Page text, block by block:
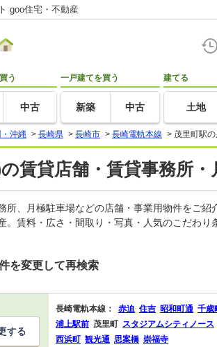
goo住宅・不動産
う
中古
一戸建てを買う
新築 中古
建てる
土地
・沖縄 > 長崎県 > 長崎市 > 長崎電軌本線 > 茂里町駅
賃貸店舗・賃貸事務所
所、月極駐車場などの店舗・事業用物件をご
。賃料・広さ・間取り・写真・人気のこだわ
を変更して再検索
長崎電軌本線： 赤迫 住吉 昭和町通 千歳
浦上駅前 茂里町 スタジアムシティノース
西浜町 観光通 思案橋 崇福寺
する